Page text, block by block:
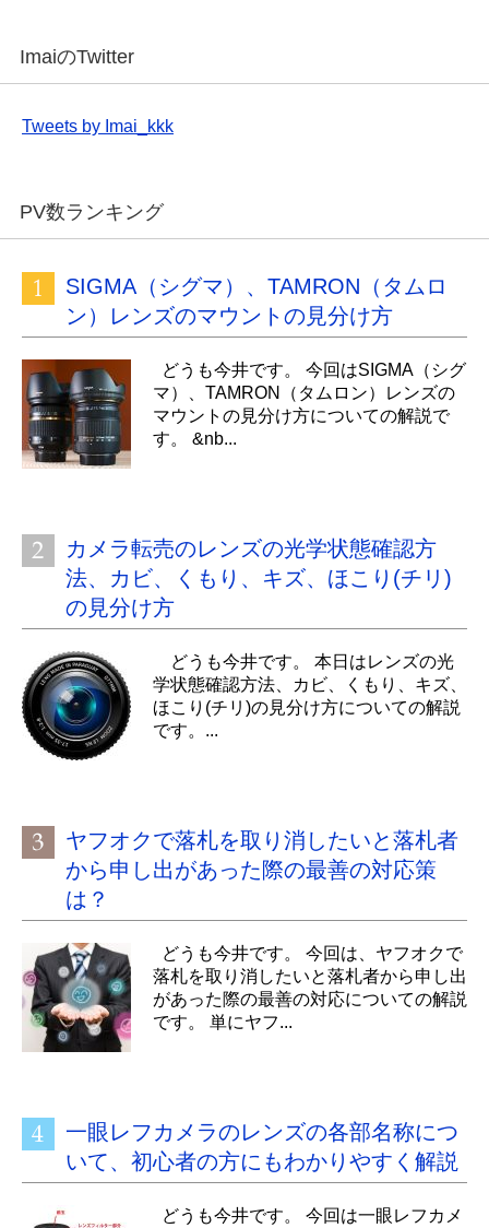
ImaiのTwitter
Tweets by Imai_kkk
PV数ランキング
SIGMA（シグマ）、TAMRON（タムロ
ン）レンズのマウントの見分け方
どうも今井です。 今回はSIGMA（シグ
マ）、TAMRON（タムロン）レンズの
マウントの見分け方についての解説で
す。 &nb...
カメラ転売のレンズの光学状態確認方
法、カビ、くもり、キズ、ほこり(チリ)
の見分け方
どうも今井です。 本日はレンズの光
学状態確認方法、カビ、くもり、キズ、
ほこり(チリ)の見分け方についての解説
です。...
ヤフオクで落札を取り消したいと落札者
から申し出があった際の最善の対応策
は？
どうも今井です。 今回は、ヤフオクで
落札を取り消したいと落札者から申し出
があった際の最善の対応についての解説
です。 単にヤフ...
一眼レフカメラのレンズの各部名称につ
いて、初心者の方にもわかりやすく解説
どうも今井です。 今回は一眼レフカメ